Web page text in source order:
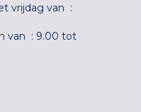
vrijdag van :
van : 9.00 tot